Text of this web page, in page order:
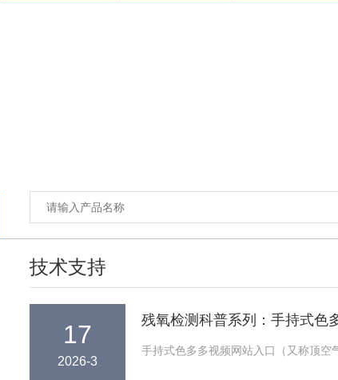
技术支持
17
2026-3
残氧检测科普系列：手持式色
手持式色多多视频网站入口（又称顶空